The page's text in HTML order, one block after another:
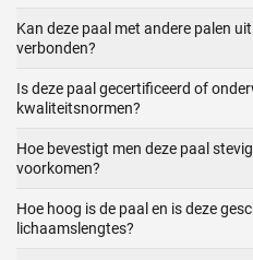
Kan deze paal met andere palen
verbonden?
Is deze paal gecertificeerd of
kwaliteitsnormen?
Hoe bevestigt men deze paal
voorkomen?
Hoe hoog is de paal en is deze
lichaamslengtes?